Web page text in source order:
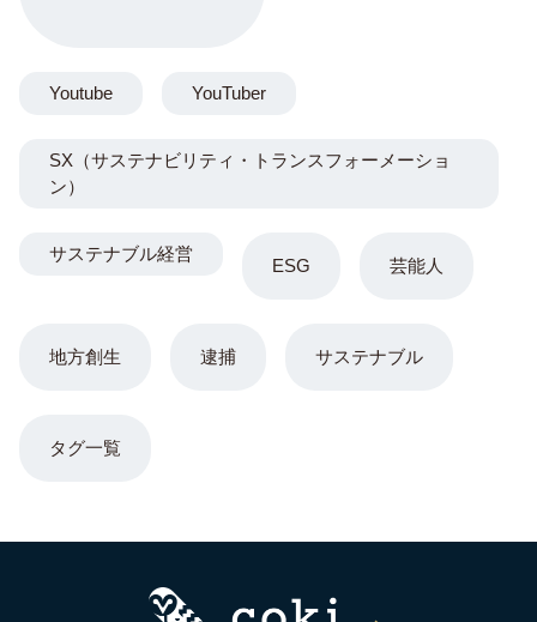
ESG 芸能人
地方創生 逮捕 サステナブル
Youtube YouTuber
SX（サステナビリティ・トランスフォーメーショ
ン）
サステナブル経営
タグ一覧